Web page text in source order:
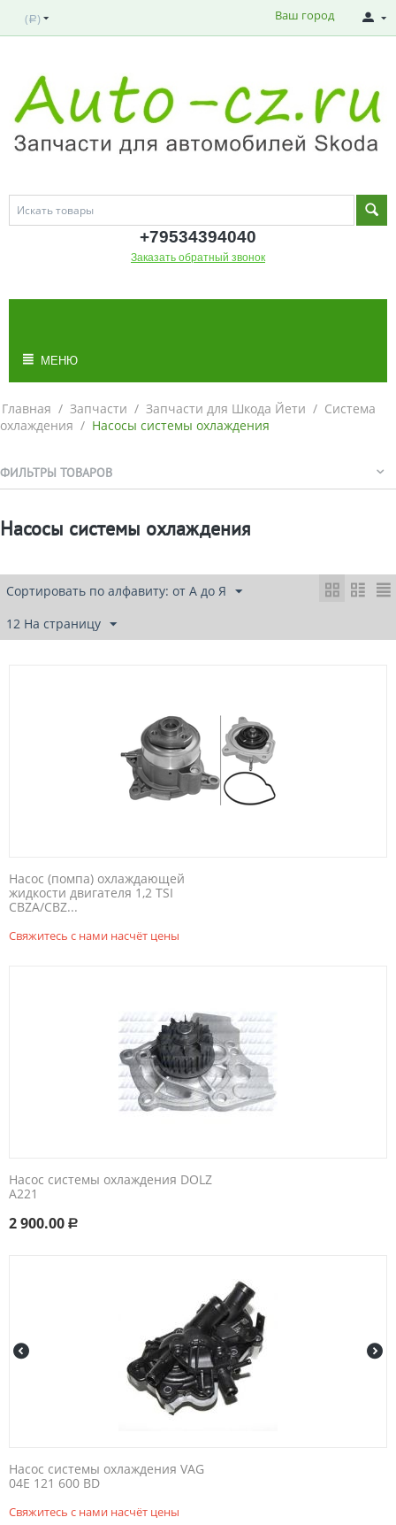
( Р ) Ваш город
+79534394040
Заказать обратный звонок
МЕНЮ
Главная / Запчасти / Запчасти для Шкода Йети / Система
охлаждения / Насосы системы охлаждения
ФИЛЬТРЫ ТОВАРОВ
Насосы системы охлаждения
Сортировать по алфавиту: от А до Я
12 На страницу
Насос (помпа) охлаждающей
жидкости двигателя 1,2 TSI
CBZA/CBZ...
Свяжитесь с нами насчёт цены
Насос системы охлаждения DOLZ
A221
2 900.00 Р
Насос системы охлаждения VAG
04E 121 600 BD
Свяжитесь с нами насчёт цены